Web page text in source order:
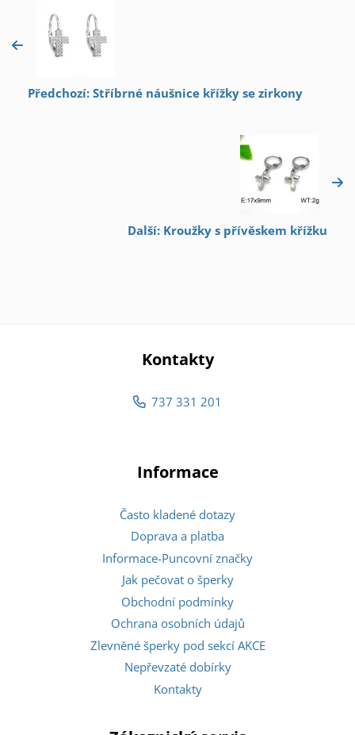
Předchozí: Stříbrné náušnice křížky se zirkony
Další: Kroužky s přívěskem křížku
Kontakty
737 331 201
Informace
Často kladené dotazy
Doprava a platba
Informace-Puncovní značky
Jak pečovat o šperky
Obchodní podmínky
Ochrana osobních údajů
Zlevněné šperky pod sekcí AKCE
Nepřevzaté dobírky
Kontakty